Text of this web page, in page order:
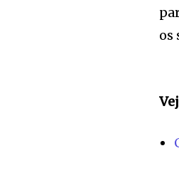
os